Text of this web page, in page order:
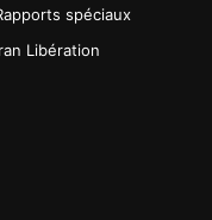
spéciaux
Libération